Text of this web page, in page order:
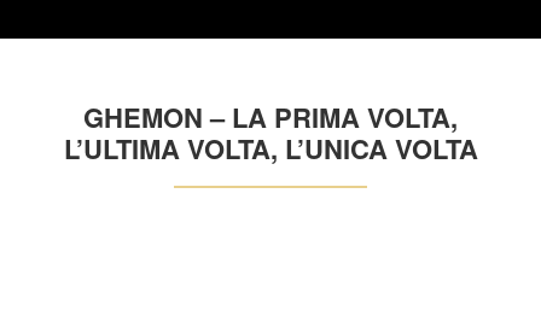
GHEMON – LA PRIMA VOLTA,
L’ULTIMA VOLTA, L’UNICA VOLTA